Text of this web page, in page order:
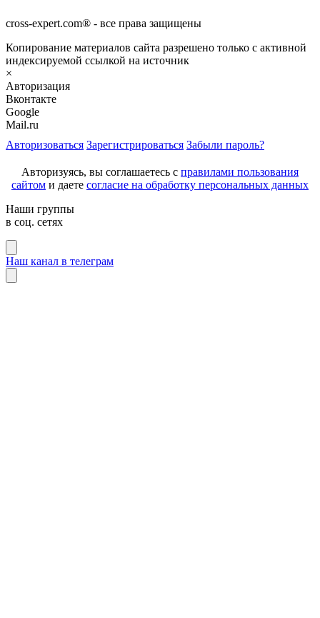
cross-expert.com® - все права защищены
Копирование материалов сайта разрешено только с активной
индексируемой ссылкой на источник
×
Авторизация
Вконтакте
Google
Mail.ru
Авторизоваться Зарегистрироваться Забыли пароль?
Авторизуясь, вы соглашаетесь с правилами пользования
сайтом и даете согласие на обработку персональных данных
Наши группы
в соц. сетях
Наш канал в телеграм